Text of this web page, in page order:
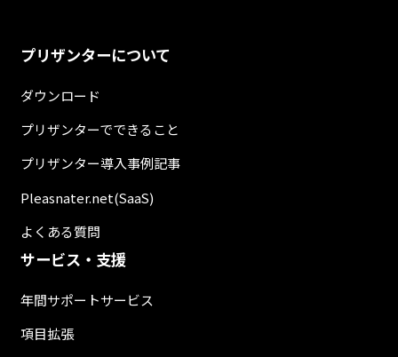
プリザンターについて
ダウンロード
プリザンターでできること
プリザンター導入事例記事
Pleasnater.net(SaaS)
よくある質問
サービス・支援
年間サポートサービス
項目拡張